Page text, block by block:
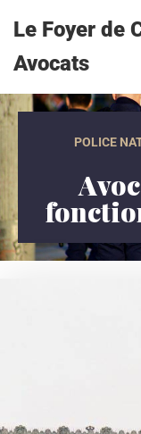
au
contenu
Le Foyer de
Avocats
POLICE